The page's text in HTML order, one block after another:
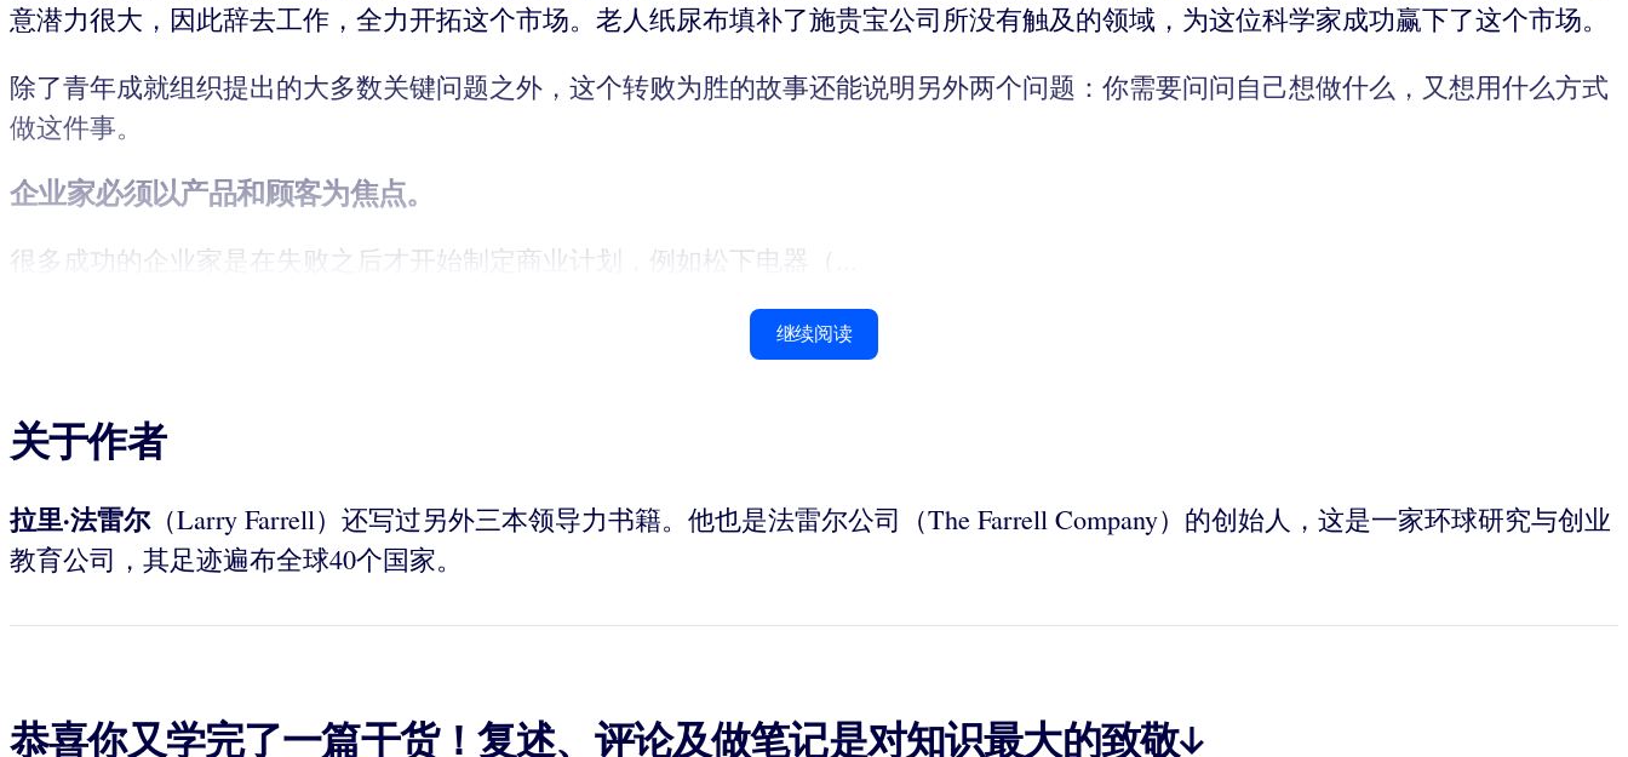
意潜力很大，因此辞去工作，全力开拓这个市场。老人纸尿布填补了施贵宝公司所没有触及的领域，为这位科学家成功赢下了这个市场。
除了青年成就组织提出的大多数关键问题之外，这个转败为胜的故事还能说明另外两个问题：你需要问问自己想做什么，又想用什么方式
做这件事。
企业家必须以产品和顾客为焦点。
很多成功的企业家是在失败之后才开始制定商业计划，例如松下电器（...
继续阅读
关于作者
拉里·法雷尔（Larry Farrell）还写过另外三本领导力书籍。他也是法雷尔公司（The Farrell Company）的创始人，这是一家环球研究与创业
教育公司，其足迹遍布全球40个国家。
恭喜你又学完了一篇干货！复述、评论及做笔记是对知识最大的致敬↓